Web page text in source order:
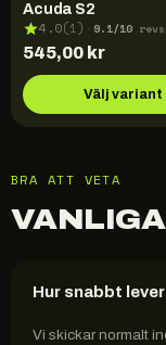
Acuda S2
4.0(1) · 9.1/10
545,00 kr
Välj variant
BRA ATT VETA
Hur snabbt
Vi skickar normalt